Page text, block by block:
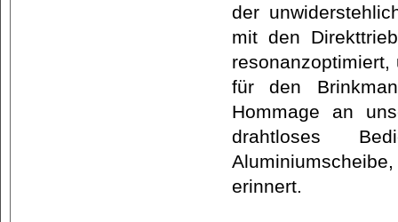
der
mit den
für den
Hommage an
drahtloses
erinnert.